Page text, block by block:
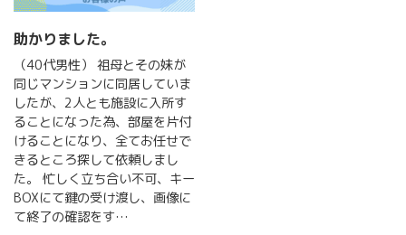
助かりました。
（40代男性） 祖母とその妹が
同じマンションに同居していま
したが、2人とも施設に入所す
ることになった為、部屋を片付
けることになり、全てお任せで
きるところ探して依頼しまし
た。 忙しく立ち合い不可、キー
BOXにて鍵の受け渡し、画像に
て終了の確認をす…